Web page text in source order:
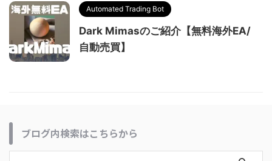
Automated Trading Bot
Dark Mimasのご紹介【無料海外EA/
自動売買】
ブログ内検索はこちらから